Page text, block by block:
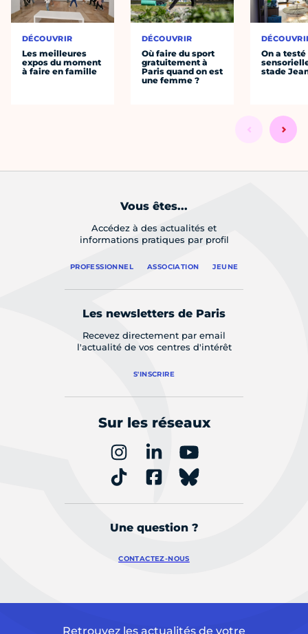
DÉCOUVRIR
Les meilleures
expos du moment
à faire en famille
DÉCOUVRIR
Où faire du sport
gratuitement à
Paris quand on est
une femme ?
On a
stade
Vous êtes...
Accédez à des actualités et
informations pratiques par profil
PROFESSIONNEL ASSOCIATION JEUNE
Les newsletters de Paris
Recevez directement par email
l'actualité de vos centres d'intérêt
S'INSCRIRE
Sur les réseaux
Une question ?
CONTACTEZ-NOUS
Retrouvez les actualités de votre